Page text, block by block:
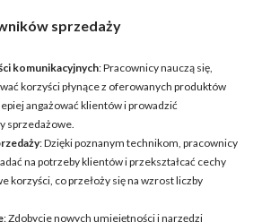
sprzedaży
komunikacyjnych: Pracownicy nauczą się,
korzyści płynące z oferowanych produktów
angażować klientów i prowadzić
sprzedażowe.
: Dzięki poznanym technikom, pracownicy
na potrzeby klientów i przekształcać cechy
korzyści, co przełoży się na wzrost liczby
: Zdobycie nowych umiejętności i narzędzi